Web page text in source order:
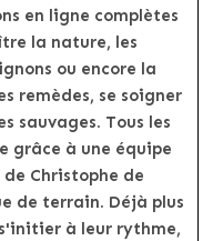
en ligne complètes
la nature, les
ou encore la
remèdes, se soigner
sauvages. Tous les
grâce à une équipe
Christophe de
de terrain. Déjà plus
à leur rythme,